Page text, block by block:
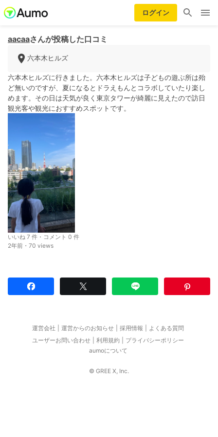
ログイン
aacaaさんが投稿した口コミ
六本木ヒルズ
六本木ヒルズに行きました。六本木ヒルズは子どもの遊ぶ所は殆
ど無いのですが、夏になるとドラえもんとコラボしていたり楽し
めます。その日は天気が良く東京タワーが綺麗に見えたので訪日
観光客や観光におすすめスポットです。
いいね 7 件・コメント 0 件
2年前・70 views
運営会社 運営からのお知らせ 採用情報
よくある質問
ユーザーお問い合わせ
利用規約
プライバシーポリシー
aumoについて
© GREE X, Inc.